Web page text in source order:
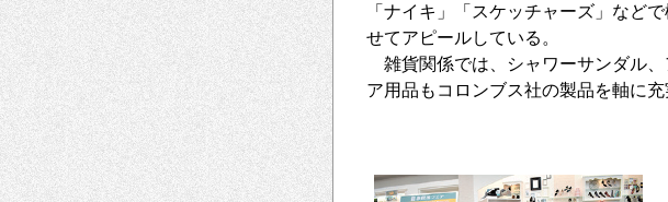
「ナイキ」「スケッチャーズ」など
せてアピールしている。
雑貨関係では、シャワーサンダル
ア用品もコロンブス社の製品を軸に充